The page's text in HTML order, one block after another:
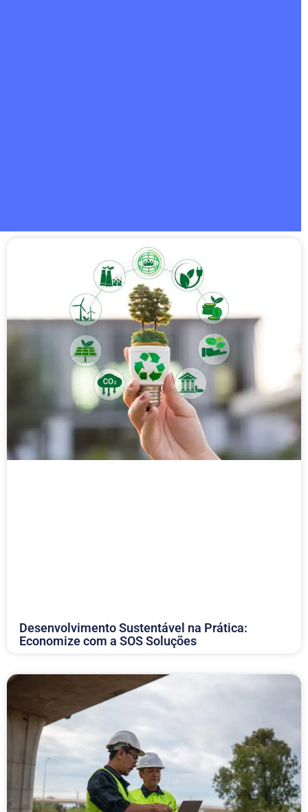
Desenvolvimento Sustentável na Prática:
Economize com a SOS Soluções